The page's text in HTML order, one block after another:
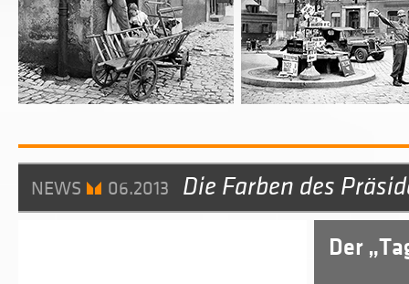
NEWS 06.2013 Die Farben des
Der